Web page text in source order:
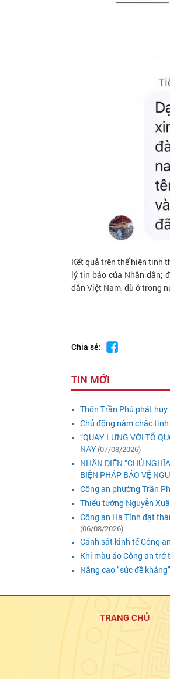
Kết quả trên thể hiện tinh
lý tin báo của Nhân dân;
dân Việt Nam, dù ở trong
Chia sẻ:
TIN MỚI
Thôn Trần Phú phát
Chủ động nắm chắc
“QUAY LƯNG VỚI TỔ
NAY(07/08/2026)
NHẬN DIỆN “CHỦ
BIỆN PHÁP BẢO VỆ
Công an phường Trần
Thiếu tướng Nguyễn
Công an Hà Tĩnh đạt
(06/08/2026)
Cảnh sát kinh tế Công
Khi màu áo Công an
Nâng cao "sức đề
TRANG CHỦ